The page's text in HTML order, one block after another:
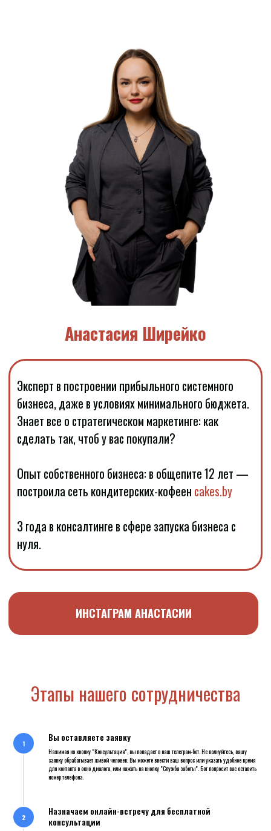
Этапы нашего сотрудничества
Вы оставляете заявку
Нажимая на кнопку "Консультация", вы попадает в наш телеграм-бот. Не волнуйтесь, вашу
заявку обрабатывает живой человек. Вы можете ввести ваш вопрос или указать удобное время
для контакта в окно диалога, или нажать на кнопку "Служба заботы". Бот попросит вас оставить
номер телефона.
Назначаем онлайн-встречу для бесплатной
консультации